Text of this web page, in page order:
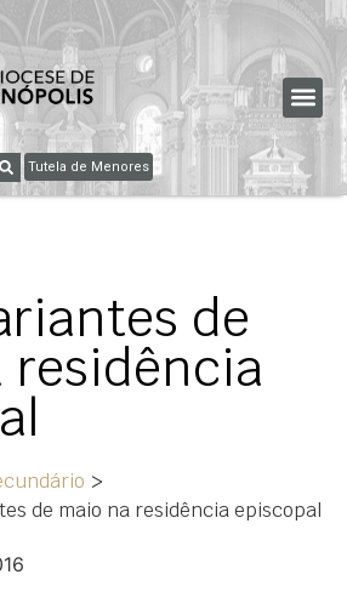
Tutela de Menores
de
residência
>
de maio na residência episcopal